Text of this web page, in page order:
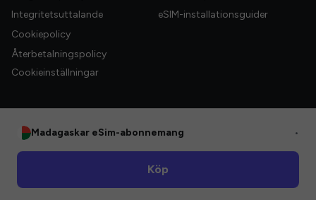
Integritetsuttalande
Cookiepolicy
Återbetalningspolicy
Cookieinställningar
eSIM-installationsguider
Madagaskar eSim-abonnemang •
Köp